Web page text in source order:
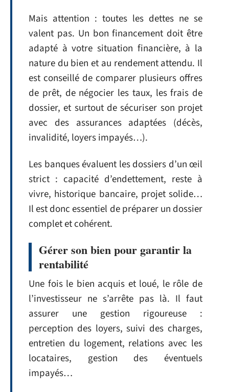
Mais attention : toutes les dettes ne se
valent pas. Un bon financement doit être
adapté à votre situation financière, à la
nature du bien et au rendement attendu. Il
est conseillé de comparer plusieurs offres
de prêt, de négocier les taux, les frais de
dossier, et surtout de sécuriser son projet
avec des assurances adaptées (décès,
invalidité, loyers impayés…).
Les banques évaluent les dossiers d’un œil
strict : capacité d’endettement, reste à
vivre, historique bancaire, projet solide…
Il est donc essentiel de préparer un dossier
complet et cohérent.
Gérer son bien pour garantir la
rentabilité
Une fois le bien acquis et loué, le rôle de
l’investisseur ne s’arrête pas là. Il faut
assurer une gestion rigoureuse :
perception des loyers, suivi des charges,
entretien du logement, relations avec les
locataires, gestion des éventuels
impayés…